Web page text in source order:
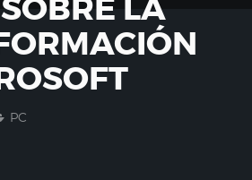
LA
PC